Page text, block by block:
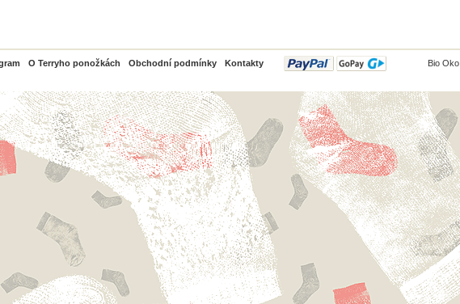
O Terryho ponožkách Obchodní podmínky Kontakty
PayPal Bio Oko